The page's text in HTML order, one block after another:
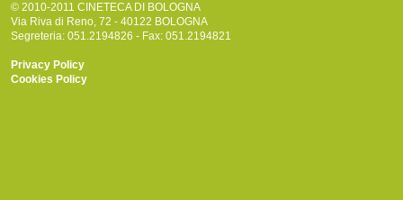
© 2010-2011 CINETECA DI BOLOGNA
Via Riva di Reno, 72 - 40122 BOLOGNA
Segreteria: 051.2194826 - Fax: 051.2194821
Privacy Policy
Cookies Policy